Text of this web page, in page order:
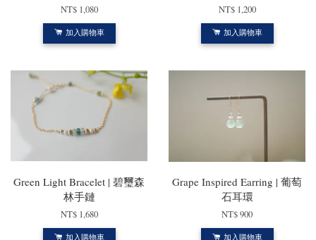
NT$ 1,080
加入購物車
NT$ 1,200
加入購物車
Green Light Bracelet | 碧璽森
林手鏈
NT$ 1,680
Grape Inspired Earring | 葡萄
石耳環
NT$ 900